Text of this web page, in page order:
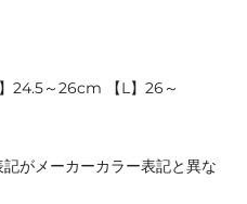
24.5～26cm 【L】26～
がメーカーカラー表記と異な